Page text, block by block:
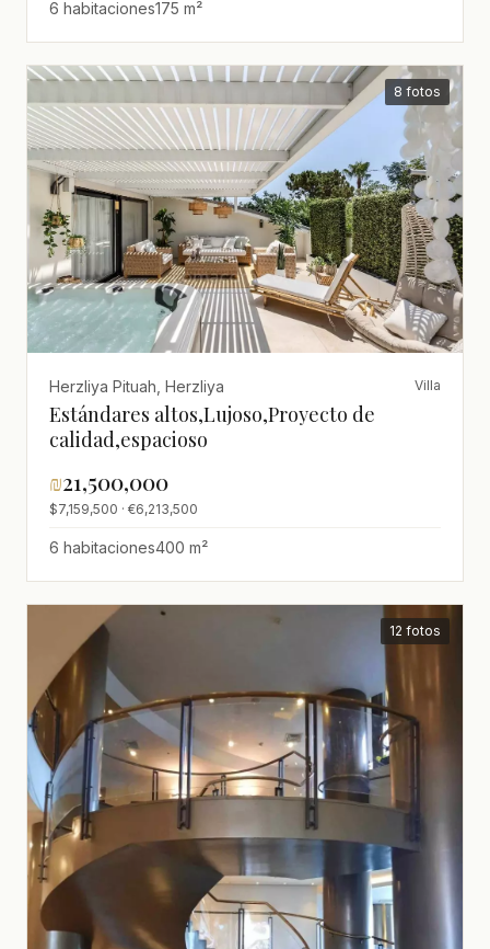
6 habitaciones175 m²
8 fotos
Herzliya Pituah, Herzliya Villa
Estándares altos,Lujoso,Proyecto de
calidad,espacioso
₪21,500,000
$7,159,500 · €6,213,500
6 habitaciones400 m²
12 fotos